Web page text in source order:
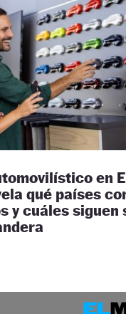
en
qué países
y cuáles siguen